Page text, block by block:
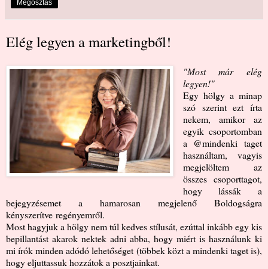
Megosztás
Elég legyen a marketingből!
"Most már elég
legyen!"
Egy hölgy a minap
szó szerint ezt írta
nekem, amikor az
egyik csoportomban
a @mindenki taget
használtam, vagyis
megjelöltem az
összes csoporttagot,
hogy lássák a
bejegyzésemet a hamarosan megjelenő Boldogságra
kényszerítve regényemről.
Most hagyjuk a hölgy nem túl kedves stílusát, ezúttal inkább egy kis
bepillantást akarok nektek adni abba, hogy miért is használunk ki
mi írók minden adódó lehetőséget (többek közt a mindenki taget is),
hogy eljuttassuk hozzátok a posztjainkat.